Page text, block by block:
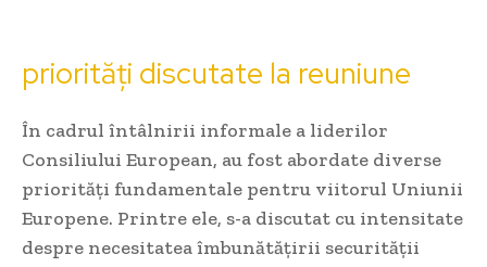
priorități discutate la reuniune
În cadrul întâlnirii informale a liderilor
Consiliului European, au fost abordate diverse
priorități fundamentale pentru viitorul Uniunii
Europene. Printre ele, s-a discutat cu intensitate
despre necesitatea îmbunătățirii securității